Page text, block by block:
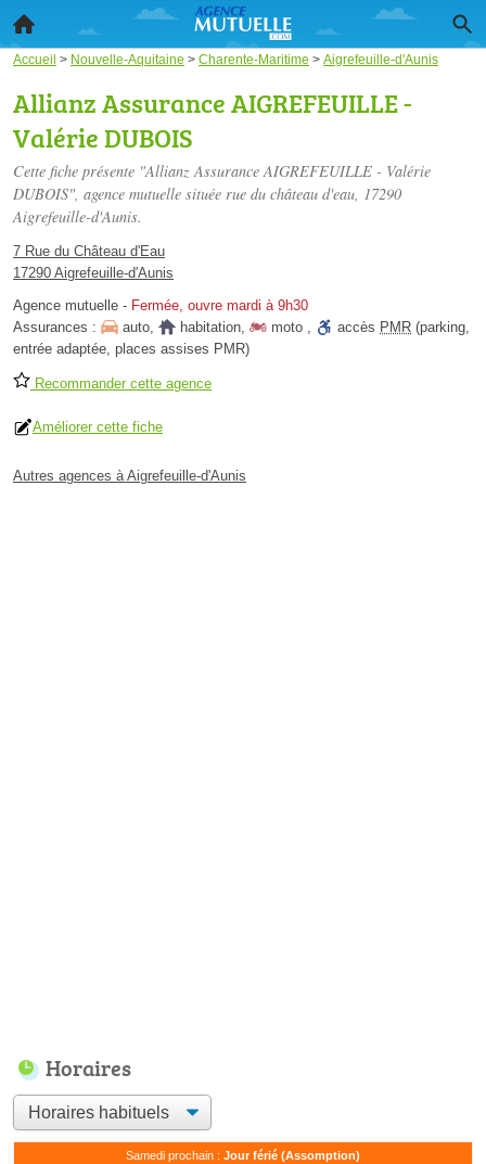
Accueil > Nouvelle-Aquitaine > Charente-Maritime > Aigrefeuille-d'Aunis
Allianz Assurance AIGREFEUILLE -
Valérie DUBOIS
Cette fiche présente "Allianz Assurance AIGREFEUILLE - Valérie
DUBOIS", agence mutuelle située rue du château d'eau, 17290
Aigrefeuille-d'Aunis.
7 Rue du Château d'Eau
17290 Aigrefeuille-d'Aunis
Agence mutuelle - Fermée, ouvre mardi à 9h30
Assurances :
auto, habitation, moto , accès PMR (parking,
entrée adaptée, places assises PMR)
Recommander cette agence
Améliorer cette fiche
Autres agences à Aigrefeuille-d'Aunis
Horaires
Samedi prochain : Jour férié (Assomption)